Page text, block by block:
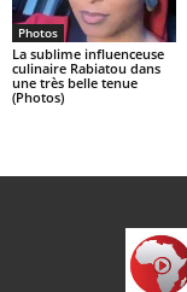
Photos
La sublime influenceuse
culinaire Rabiatou dans
une très belle tenue
(Photos)